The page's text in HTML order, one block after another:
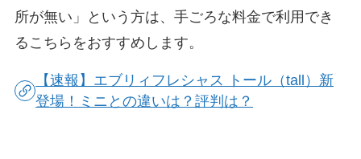
所が無い」という方は、手ごろな料金で利用でき
るこちらをおすすめします。
【速報】エブリィフレシャス トール（tall）新
登場！ミニとの違いは？評判は？